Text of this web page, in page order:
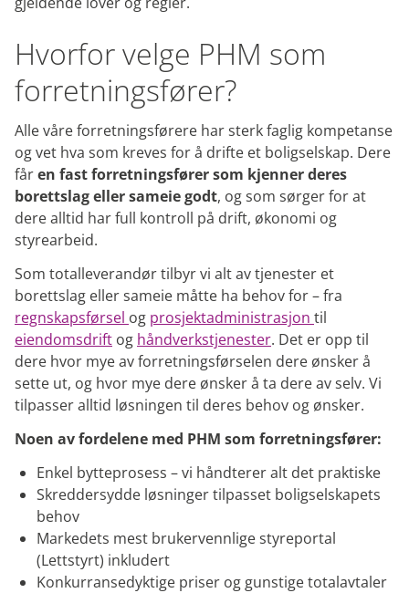
Hvorfor velge PHM som
forretningsfører?
Alle våre forretningsførere har sterk faglig kompetanse
og vet hva som kreves for å drifte et boligselskap. Dere
fåren fast forretningsfører som kjenner deres
borettslag eller sameie godt, og som sørger for at
dere alltid har full kontroll på drift, økonomi og
styrearbeid.
Som totalleverandør tilbyr vi alt av tjenester et
borettslag eller sameie måtte ha behov for – fra
regnskapsførsel og prosjektadministrasjon til
eiendomsdrift og håndverkstjenester. Det er opp til
dere hvor mye av forretningsførselen dere ønsker å
sette ut, og hvor mye dere ønsker å ta dere av selv. Vi
tilpasser alltid løsningen til deres behov og ønsker.
Noen av fordelene med PHM som forretningsfører:
Enkel bytteprosess – vi håndterer alt det praktiske
Skreddersydde løsninger tilpasset boligselskapets
behov
Markedets mest brukervennlige styreportal
(Lettstyrt) inkludert
Konkurransedyktige priser og gunstige totalavtaler